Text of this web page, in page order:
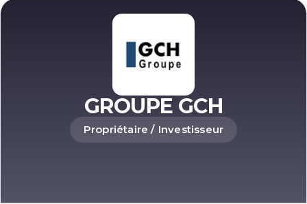
GROUPE GCH
Propriétaire / Investisseur